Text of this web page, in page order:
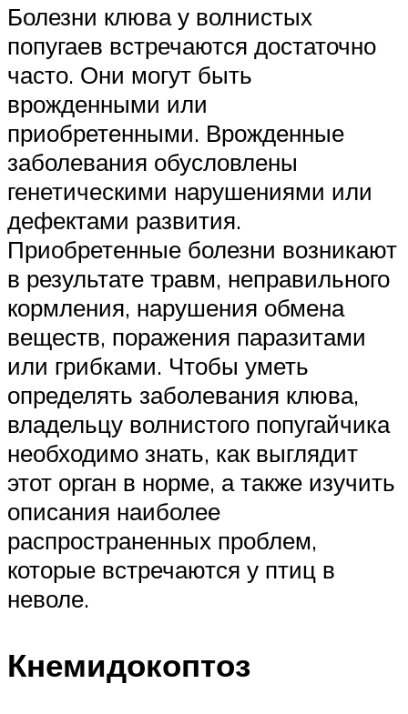
Болезни клюва у волнистых
попугаев встречаются достаточно
часто. Они могут быть
врожденными или
приобретенными. Врожденные
заболевания обусловлены
генетическими нарушениями или
дефектами развития.
Приобретенные болезни возникают
в результате травм, неправильного
кормления, нарушения обмена
веществ, поражения паразитами
или грибками. Чтобы уметь
определять заболевания клюва,
владельцу волнистого попугайчика
необходимо знать, как выглядит
этот орган в норме, а также изучить
описания наиболее
распространенных проблем,
которые встречаются у птиц в
неволе.
Кнемидокоптоз